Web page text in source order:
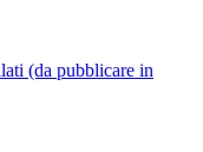
(da pubblicare in